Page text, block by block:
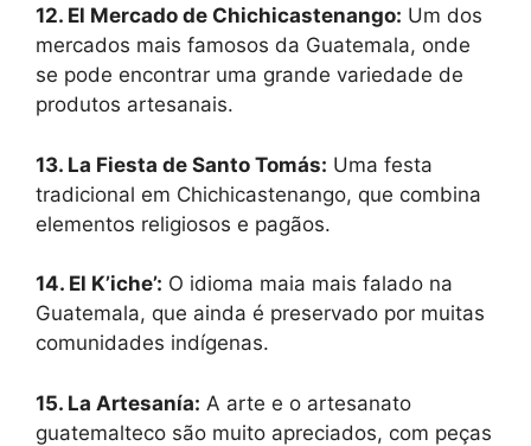
12. El Mercado de Chichicastenango: Um dos
mercados mais famosos da Guatemala, onde
se pode encontrar uma grande variedade de
produtos artesanais.
13. La Fiesta de Santo Tomás: Uma festa
tradicional em Chichicastenango, que combina
elementos religiosos e pagãos.
14. El K’iche’: O idioma maia mais falado na
Guatemala, que ainda é preservado por muitas
comunidades indígenas.
15. La Artesanía: A arte e o artesanato
guatemalteco são muito apreciados, com peças